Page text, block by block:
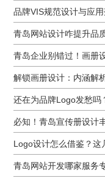
品牌VIS规范设计与应
青岛网站设计咋提升品
青岛企业别错过！画册
解锁画册设计：内涵解
必知！青岛宣传册设计
Logo设计怎么借鉴？这
青岛网站开发哪家服务